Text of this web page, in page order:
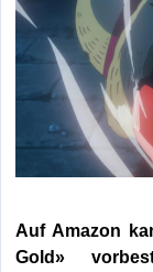
Auf Amazon
Gold»